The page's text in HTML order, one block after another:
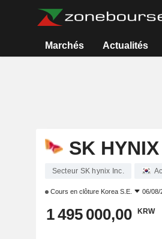
Marchés Actualités
SK
Secteur SK hynix Inc.
Cours en clôture Korea S.E. 06/08/
1 495 000,00 KRW